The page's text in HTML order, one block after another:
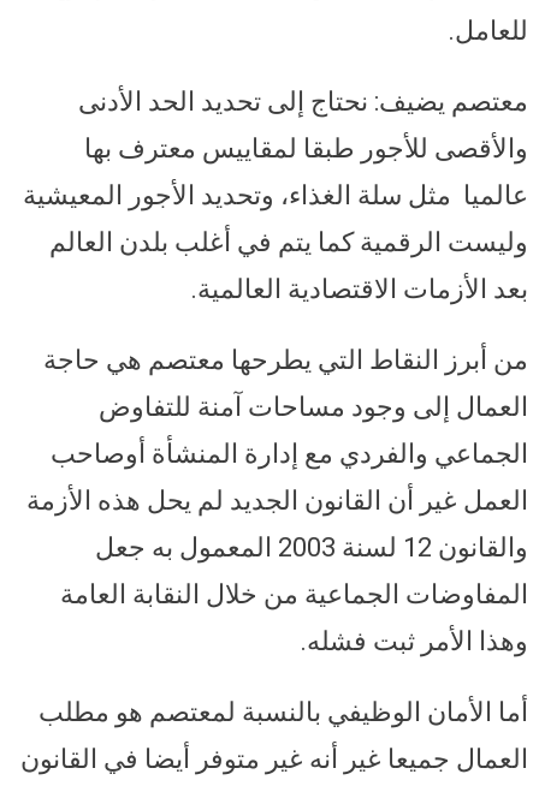
للعامل.
معتصم يضيف: نحتاج إلى تحديد الحد الأدنى
والأقصى للأجور طبقا لمقاييس معترف بها
عالميا مثل سلة الغذاء، وتحديد الأجور المعيشية
وليست الرقمية كما يتم في أغلب بلدن العالم
بعد الأزمات الاقتصادية العالمية.
من أبرز النقاط التي يطرحها معتصم هي حاجة
العمال إلى وجود مساحات آمنة للتفاوض
الجماعي والفردي مع إدارة المنشأة أوصاحب
العمل غير أن القانون الجديد لم يحل هذه الأزمة
والقانون 12 لسنة 2003 المعمول به جعل
المفاوضات الجماعية من خلال النقابة العامة
وهذا الأمر ثبت فشله.
أما الأمان الوظيفي بالنسبة لمعتصم هو مطلب
العمال جميعا غير أنه غير متوفر أيضا في القانون